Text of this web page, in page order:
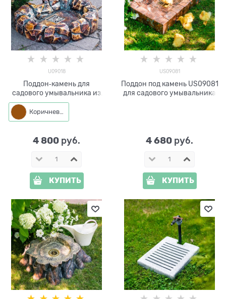
U09018
Поддон‑камень для
садового умывальника из
стеклопластика U09018
Коричневый
4 800 руб.
КУПИТЬ
US09081
Поддон под камень US09081
для садового умывальника
4 680 руб.
КУПИТЬ